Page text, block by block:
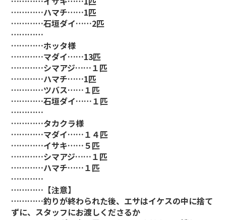
…………ハマチ……1匹
…………石垣ダイ……2匹
…………
…………ホッタ様
…………マダイ……13匹
…………シマアジ……１匹
…………ハマチ……1匹
…………ツバス……１匹
…………石垣ダイ……１匹
…………
…………タカクラ様
…………マダイ……１４匹
…………イサキ……５匹
…………シマアジ……１匹
…………ハマチ……１匹
…………
…………【注意】
…………釣りが終わられた後、エサはイケスの中に捨て
ずに、スタッフにお渡しくださるか